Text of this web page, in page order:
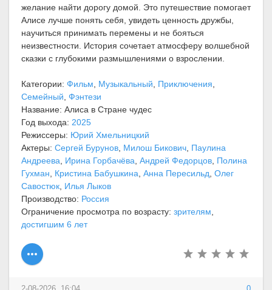
желание найти дорогу домой. Это путешествие помогает
Алисе лучше понять себя, увидеть ценность дружбы,
научиться принимать перемены и не бояться
неизвестности. История сочетает атмосферу волшебной
сказки с глубокими размышлениями о взрослении.
Категории: Фильм Музыкальный Приключения
Семейный Фэнтези
Название: Алиса в Стране чудес
Год выхода: 2025
Режиссеры: Юрий Хмельницкий
Актеры: Сергей Бурунов Милош Бикович Паулина
Андреева
Ирина Горбачёва Андрей Федорцов Полина
Гухман
Кристина Бабушкина Анна Пересильд Олег
Савостюк Илья Лыков
Производство: Россия
Ограничение просмотра по возрасту: зрителям
достигшим 6 лет